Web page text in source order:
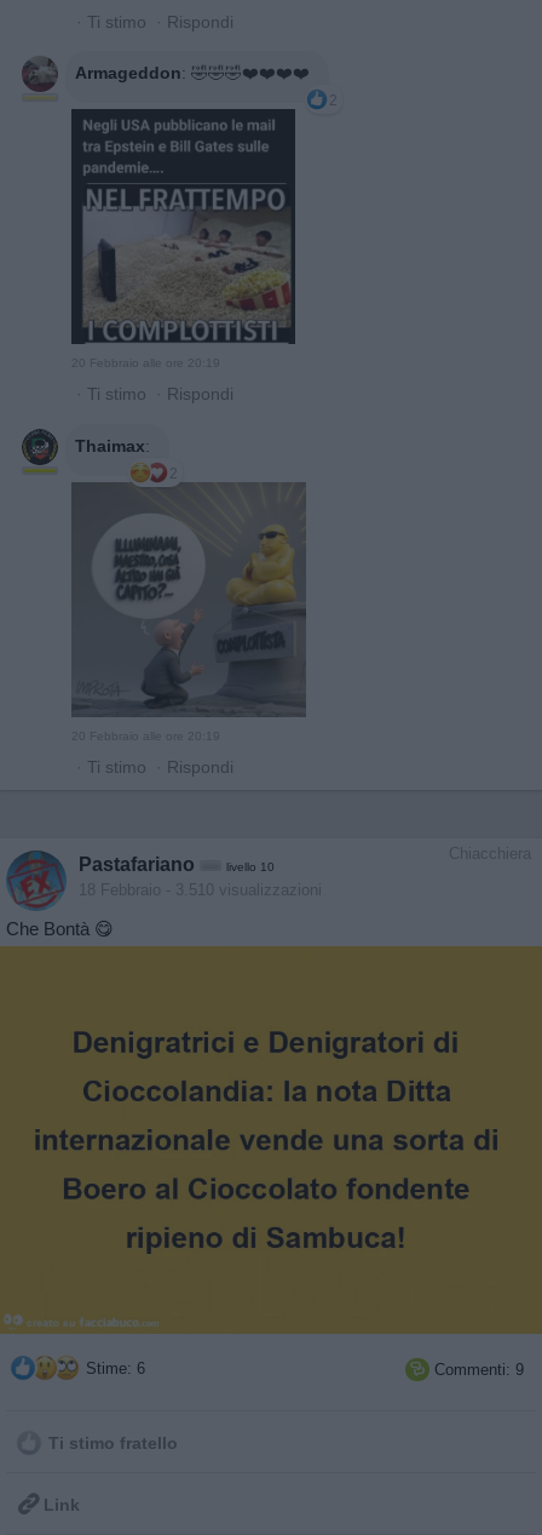
· Ti stimo · Rispondi
Armageddon: 🤣🤣🤣❤️❤️❤️❤️
2
20 Febbraio alle ore 20:19
· Ti stimo · Rispondi
Thaimax:
2
20 Febbraio alle ore 20:19
· Ti stimo · Rispondi
Chiacchiera
Pastafariano livello 10
18 Febbraio - 3.510 visualizzazioni
Che Bontà 😋
Stime: 6  Commenti: 9
Ti stimo fratello
 Link